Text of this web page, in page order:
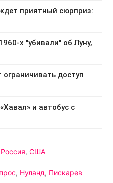
Россия, США
, Нуланд, Пискарев